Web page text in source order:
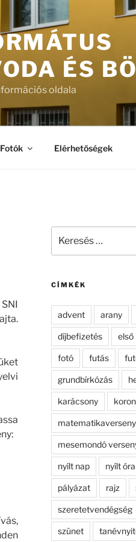
ÉS
oldala
Fotók Elérhetőségek
következő
CÍMKÉK
advent arany
díjbefizetés első
fotó futás
grundbírkózás
karácsony
matematikaverseny
mesemondó
nyílt nap nyílt óra
pályázat rajz
szeretetvendégség
szünet